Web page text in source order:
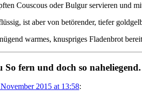
Couscous oder Bulgur servieren und
ist aber von betörender, tiefer
warmes, knuspriges Fladenbrot
So fern und doch so naheliegend.
2015 at 13:58: